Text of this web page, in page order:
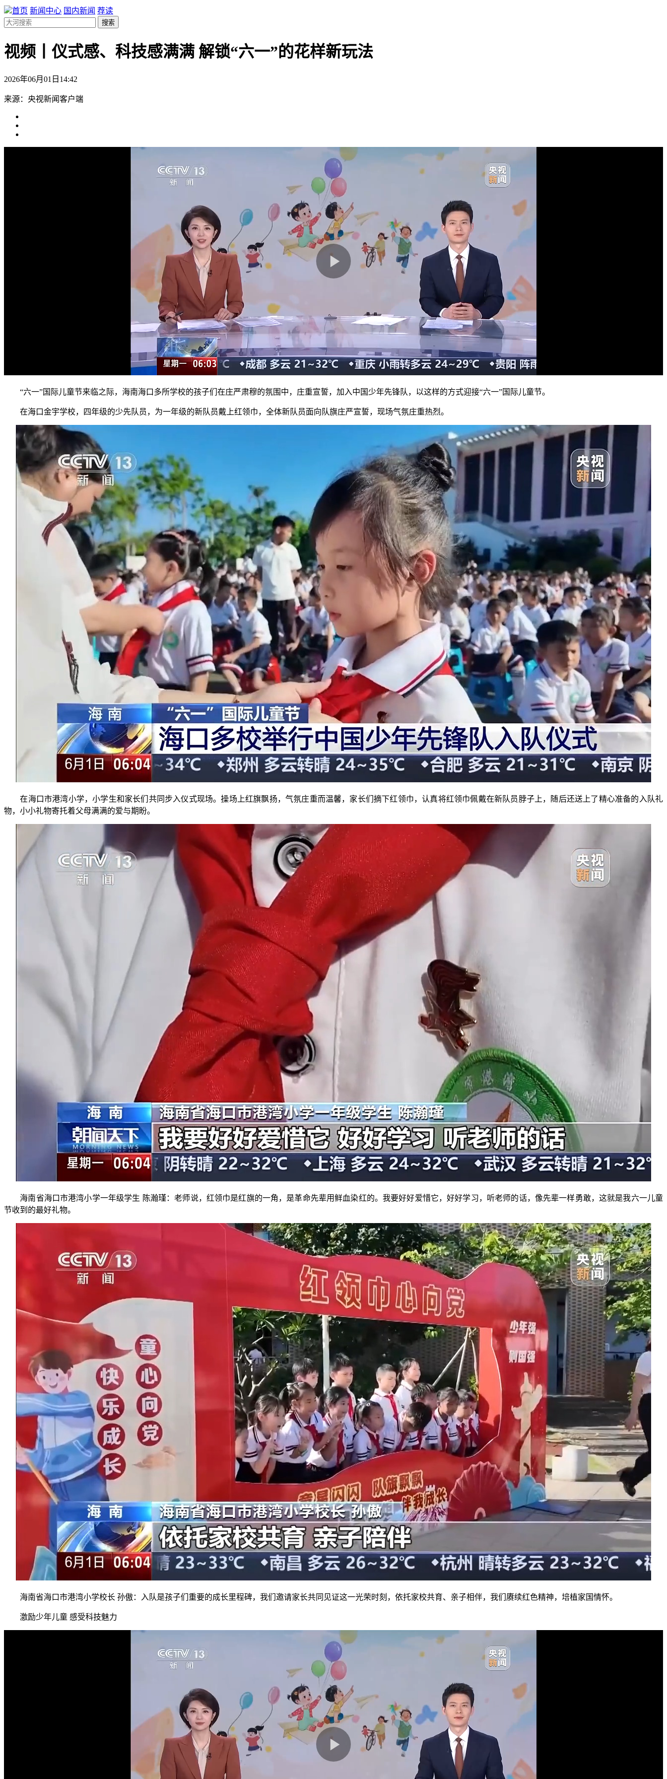
首页 新闻中心 国内新闻 荐读
搜索
视频丨仪式感、科技感满满 解锁“六一”的花样新玩法
2026年06月01日14:42
来源：央视新闻客户端
“六一”国际儿童节来临之际，海南海口多所学校的孩子们在庄严肃穆的氛围中，庄重宣誓，加入中国少年先锋队，以这样的方式迎接“六一”国际儿童节。
在海口金宇学校，四年级的少先队员，为一年级的新队员戴上红领巾，全体新队员面向队旗庄严宣誓，现场气氛庄重热烈。
在海口市港湾小学，小学生和家长们共同步入仪式现场。操场上红旗飘扬，气氛庄重而温馨，家长们摘下红领巾，认真将红领巾佩戴在新队员脖子上，随后还送上了精心准备的入队礼
物，小小礼物寄托着父母满满的爱与期盼。
海南省海口市港湾小学一年级学生 陈瀚瑾：老师说，红领巾是红旗的一角，是革命先辈用鲜血染红的。我要好好爱惜它，好好学习，听老师的话，像先辈一样勇敢，这就是我六一儿童
节收到的最好礼物。
海南省海口市港湾小学校长 孙傲：入队是孩子们重要的成长里程碑，我们邀请家长共同见证这一光荣时刻，依托家校共育、亲子相伴，我们赓续红色精神，培植家国情怀。
激励少年儿童 感受科技魅力